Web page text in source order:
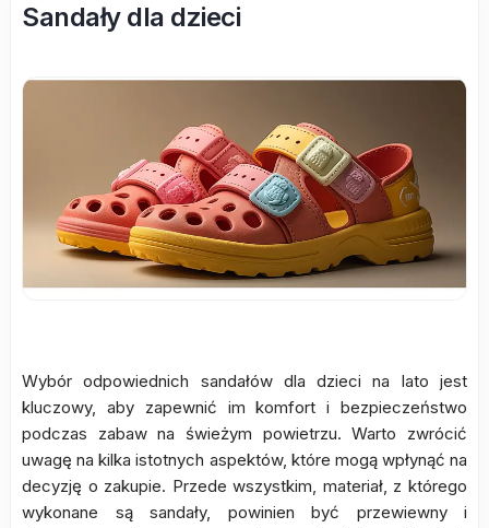
Sandały dla dzieci
Wybór odpowiednich sandałów dla dzieci na lato jest
kluczowy, aby zapewnić im komfort i bezpieczeństwo
podczas zabaw na świeżym powietrzu. Warto zwrócić
uwagę na kilka istotnych aspektów, które mogą wpłynąć na
decyzję o zakupie. Przede wszystkim, materiał, z którego
wykonane są sandały, powinien być przewiewny i